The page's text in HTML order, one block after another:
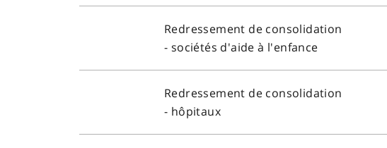
Redressement de consolidation
- sociétés d'aide à l'enfance
Redressement de consolidation
- hôpitaux